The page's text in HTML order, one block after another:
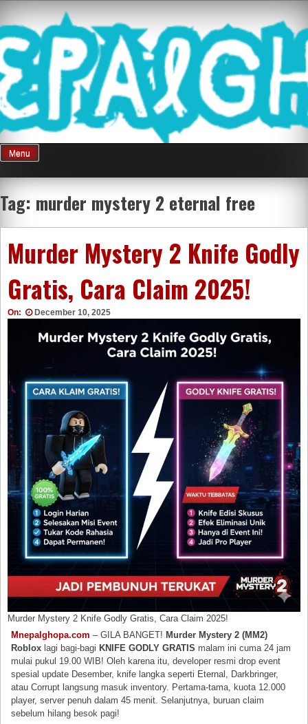
content
Mnepalghopa
Review Game
Terkini Paling
Seluruh Di
Indonesia
Menu
Tag: murder mystery 2 eternal free
Murder Mystery 2 Knife Godly
Gratis, Cara Claim 2025!
On: December 10, 2025
Murder Mystery 2 Knife Godly Gratis, Cara Claim 2025!
Mnepalghopa.com – GILA BANGET! Murder Mystery 2 (MM2)
Roblox lagi bagi-bagi KNIFE GODLY GRATIS malam ini cuma 24 jam
mulai pukul 19.00 WIB! Oleh karena itu, developer resmi drop event
spesial update Desember, knife langka seperti Eternal, Darkbringer,
atau Corrupt langsung masuk inventory. Pertama-tama, kuota 12.000
player, server penuh dalam 45 menit. Selanjutnya, buruan claim
sebelum hilang besok pagi!